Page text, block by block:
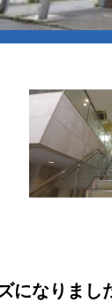
になりまし